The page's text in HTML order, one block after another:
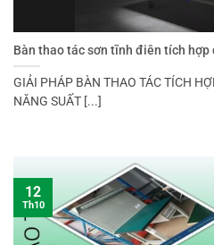
Bàn thao tác sơn tĩnh điên tích hợp
GIẢI PHÁP BÀN THAO TÁC TÍCH
NĂNG SUẤT [...]
12
Th10